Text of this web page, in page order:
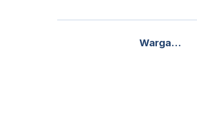
Melanda!
Warga